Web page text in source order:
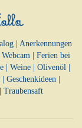
Anerkennungen
Webcam
Ferien bei
| Weine| Olivenöl|
| Geschenkideen|
Traubensaft